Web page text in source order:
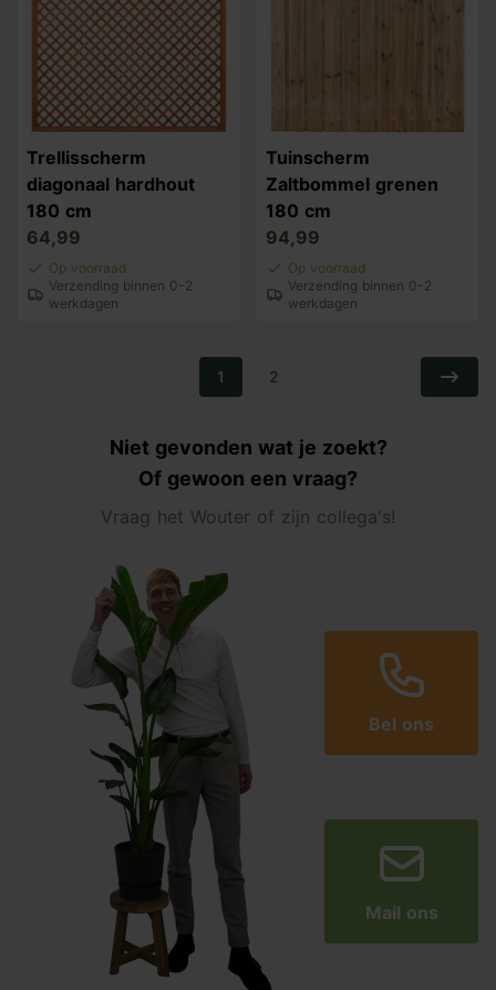
Trellisscherm
diagonaal hardhout
180 cm
64,99
Op voorraad
Verzending binnen 0-2
werkdagen
Tuinscherm
Zaltbommel grenen
180 cm
94,99
Op voorraad
Verzending binnen 0-2
werkdagen
1 2
Niet gevonden wat je zoekt?
Of gewoon een vraag?
Vraag het Wouter of zijn collega's!
Bel ons
Mail ons